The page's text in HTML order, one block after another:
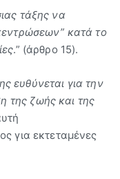
τάξης να
κατά το
.” (άρθρο 15).
ευθύνεται για την
της ζωής και της
για εκτεταμένες